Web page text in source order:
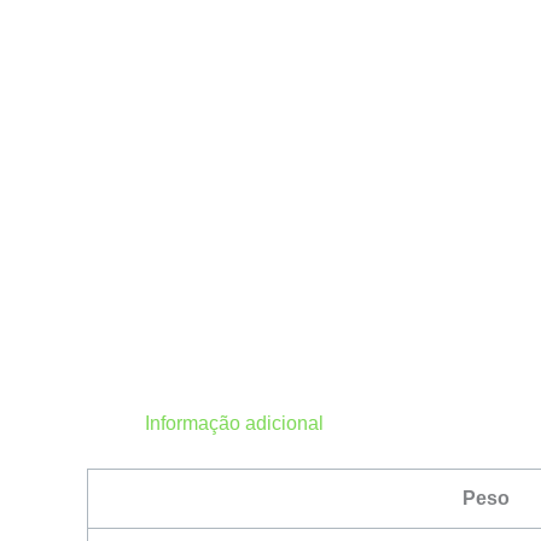
Informação adicional
Peso